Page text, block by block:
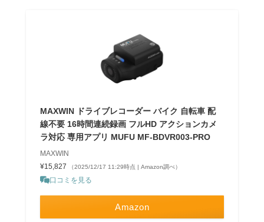
MAXWIN ドライブレコーダー バイク 自転車 配
線不要 16時間連続録画 フルHD アクションカメ
ラ対応 専用アプリ MUFU MF-BDVR003-PRO
MAXWIN
¥15,827
（2025/12/17 11:29時点 | Amazon調べ）
口コミを見る
Amazon